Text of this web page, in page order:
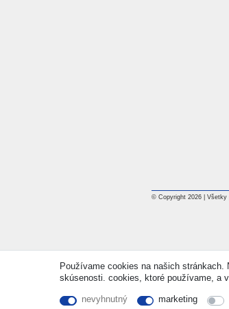
© Copyright 2026 | Všetky
Používame cookies na našich
skúsenosti. cookies, ktoré používame, a
nevyhnutný marketing